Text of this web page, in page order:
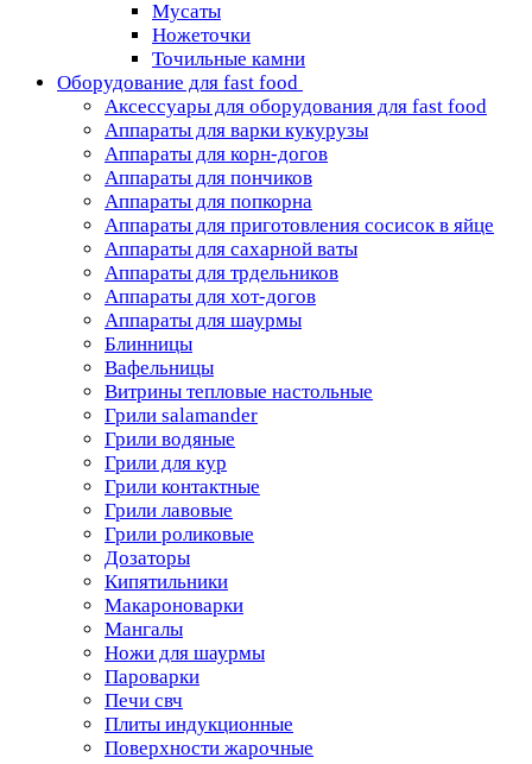
Мусаты
Ножеточки
Точильные камни
Оборудование для fast food
Аксессуары для оборудования для fast food
Аппараты для варки кукурузы
Аппараты для корн-догов
Аппараты для пончиков
Аппараты для попкорна
Аппараты для приготовления сосисок в яйце
Аппараты для сахарной ваты
Аппараты для трдельников
Аппараты для хот-догов
Аппараты для шаурмы
Блинницы
Вафельницы
Витрины тепловые настольные
Грили salamander
Грили водяные
Грили для кур
Грили контактные
Грили лавовые
Грили роликовые
Дозаторы
Кипятильники
Макароноварки
Мангалы
Ножи для шаурмы
Пароварки
Печи свч
Плиты индукционные
Поверхности жарочные